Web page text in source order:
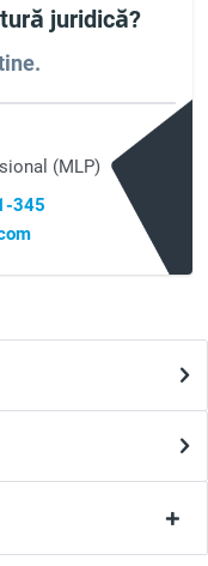
juridică?
(MLP)
345